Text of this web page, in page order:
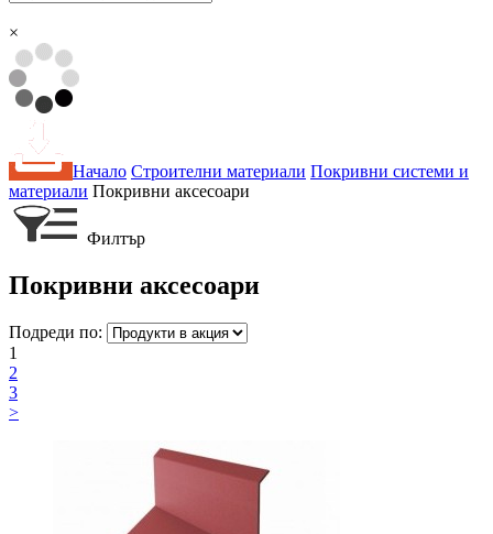
×
Начало Строителни материали Покривни системи и
материали Покривни аксесоари
Филтър
Покривни аксесоари
Подреди по:
1
2
3
>